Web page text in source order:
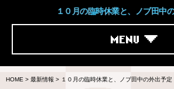
１０月の臨時休業と、ノブ田中
MENU
HOME > 最新情報 > １０月の臨時休業と、ノブ田中の外出予定